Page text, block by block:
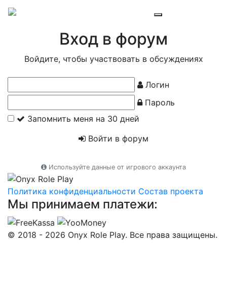
Вход в форум
Войдите, чтобы участвовать в обсуждениях
Логин
Пароль
Запомнить меня на 30 дней
Войти в форум
Используйте данные от игрового аккаунта
Политика конфиденциальности Состав проекта
Мы принимаем платежи:
© 2018 - 2026 Onyx Role Play. Все права защищены.